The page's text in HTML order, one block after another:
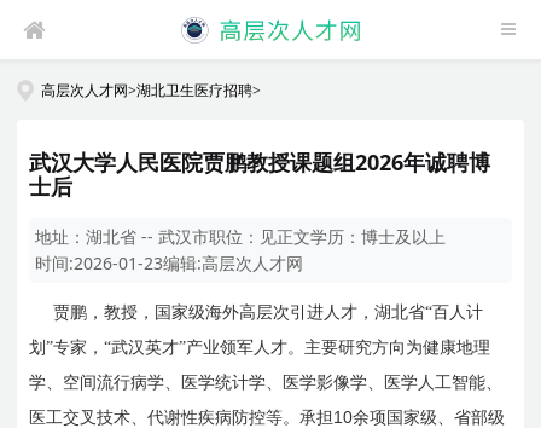
高层次人才网>湖北卫生医疗招聘>
武汉大学人民医院贾鹏教授课题组2026年诚聘博
士后
地址：湖北省 -- 武汉市职位： 见正文学历：博士及以上
时间:2026-01-23编辑:高层次人才网
贾鹏，教授，国家级海外高层次引进人才，湖北省“百人计
划”专家，“武汉英才”产业领军人才。主要研究方向为健康地理
学、空间流行病学、医学统计学、医学影像学、医学人工智能、
医工交叉技术、代谢性疾病防控等。承担 10余项国家级、省部级